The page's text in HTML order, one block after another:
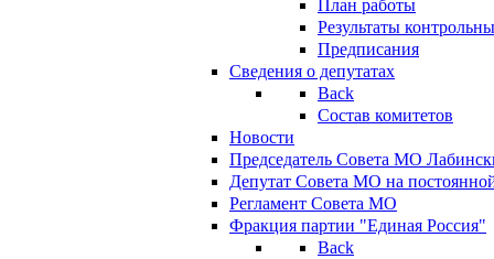
План работы
Результаты
Предписания
Сведения о депутатах
Back
Состав комитетов
Новости
Председатель Совета МО
Депутат Совета МО на
Регламент Совета МО
Фракция партии "Единая Россия"
Back